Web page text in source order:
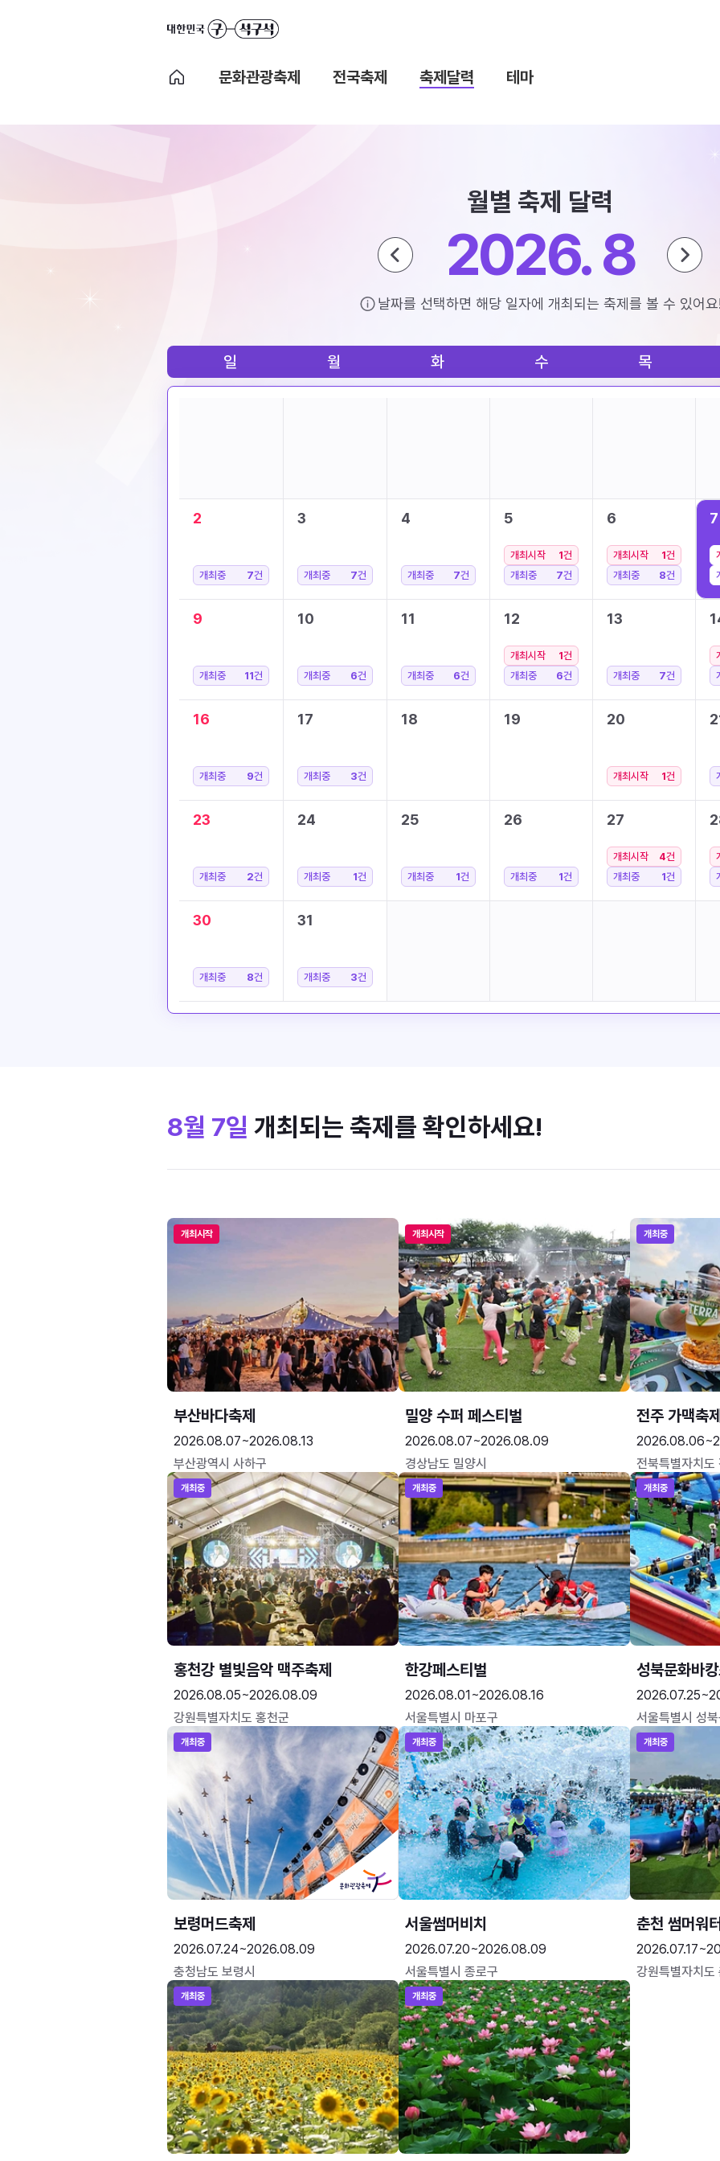
문화관광축제 전국축제 축제달력 테마
월별 축제 달력
2026. 8
날짜를 선택하면 해당 일자에 개최되는 축제를 볼 수 있어
일 월 화 수 목
2
개최중 7건
3
개최중 7건
4
개최중 7건
5
개최시작 1건
개최중
7건
6
개최시작 1건
개최중
8건
7
9
개최중 11건
10
개최중 6건
11
개최중 6건
12
개최시작 1건
개최중
6건
13
개최중 7건
16
개최중 9건
17
개최중 3건
18 19 20
개최시작 1건
23
개최중 2건
24
개최중 1건
25
개최중 1건
26
개최중 1건
27
개최시작 4건
개최중
1건
30
개최중 8건
31
개최중 3건
8월 7일 개최되는 축제를 확인하세요!
개최시작
부산바다축제
2026.08.07~2026.08.13
부산광역시 사하구
개최시작
밀양 수퍼 페스티벌
2026.08.07~2026.08.09
경상남도 밀양시
개최중
전주 가맥축
전북특별자치도
개최중
홍천강 별빛음악 맥주축제
2026.08.05~2026.08.09
강원특별자치도 홍천군
개최중
한강페스티벌
2026.08.01~2026.08.16
서울특별시 마포구
개최중
성북문화바
서울특별시 성
개최중
보령머드축제
2026.07.24~2026.08.09
충청남도 보령시
개최중
서울썸머비치
2026.07.20~2026.08.09
서울특별시 종로구
개최중
춘천 썸머워
강원특별자치도
개최중 개최중